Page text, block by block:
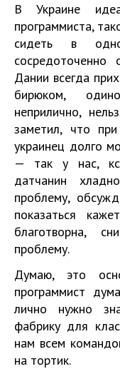
В Украине
программиста,
сидеть в
Дании всегда
бирюком,
неприлично,
заметил, что
украинец долго
— так у нас,
датчанин
проблему,
показаться
благотворна,
проблему.
Думаю, это
программист
лично нужно
фабрику для
нам всем
на тортик.